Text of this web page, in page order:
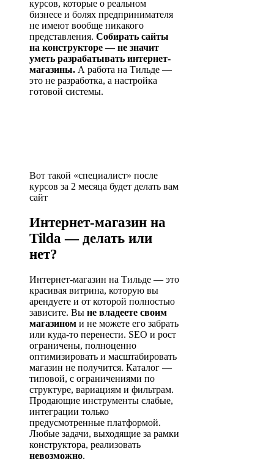
курсов, которые о реальном
бизнесе и болях предпринимателя
не имеют вообще никакого
представления. Собирать сайты
на конструкторе — не значит
уметь разрабатывать интернет-
магазины. А работа на Тильде —
это не разработка, а настройка
готовой системы.
Вот такой «специалист» после
курсов за 2 месяца будет делать вам
сайт
Интернет-магазин на
Tilda — делать или
нет?
Интернет-магазин на Тильде — это
красивая витрина, которую вы
арендуете и от которой полностью
зависите. Вы не владеете своим
магазином и не можете его забрать
или куда-то перенести. SEO и рост
ограничены, полноценно
оптимизировать и масштабировать
магазин не получится. Каталог —
типовой, с ограничениями по
структуре, вариациям и фильтрам.
Продающие инструменты слабые,
интеграции только
предусмотренные платформой.
Любые задачи, выходящие за рамки
конструктора, реализовать
невозможно.